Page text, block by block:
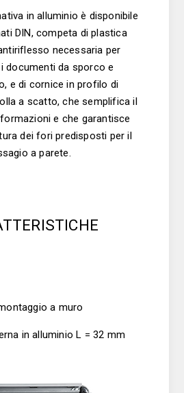
in alluminio è disponibile
DIN, competa di plastica
necessaria per
documenti da sporco e
e di cornice in profilo di
a scatto, che semplifica il
e che garantisce
dei fori predisposti per il
a parete.
a muro
in alluminio L = 32 mm